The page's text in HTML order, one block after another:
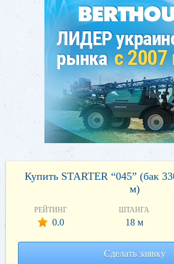
Купить STARTER “045” (бак
м)
РЕЙТИНГ
0.0
ШТАНГА
18 м
Сделать заявку